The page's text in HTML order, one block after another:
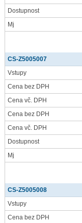
Dostupnost
Mj
CS-Z5005007
Vstupy
Cena bez DPH
Cena vč. DPH
Cena bez DPH
Cena vč. DPH
Dostupnost
Mj
CS-Z5005008
Vstupy
Cena bez DPH